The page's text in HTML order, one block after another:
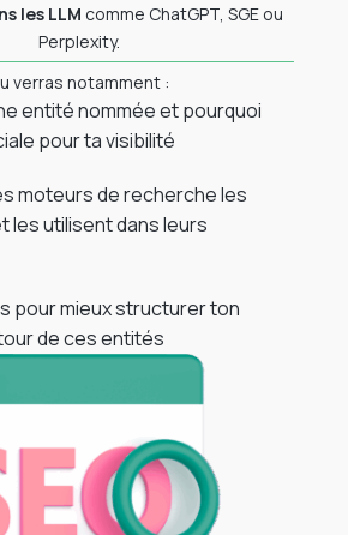
les LLM comme ChatGPT, SGE ou
Perplexity.
verras notamment :
entité nommée et pourquoi
pour ta visibilité
moteurs de recherche les
les utilisent dans leurs
pour mieux structurer ton
de ces entités